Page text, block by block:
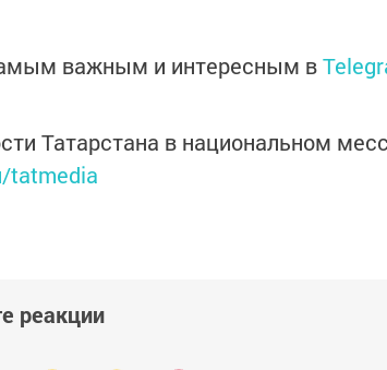
важным и интересным в
Татарстана в национальном
tatmedia
реакции